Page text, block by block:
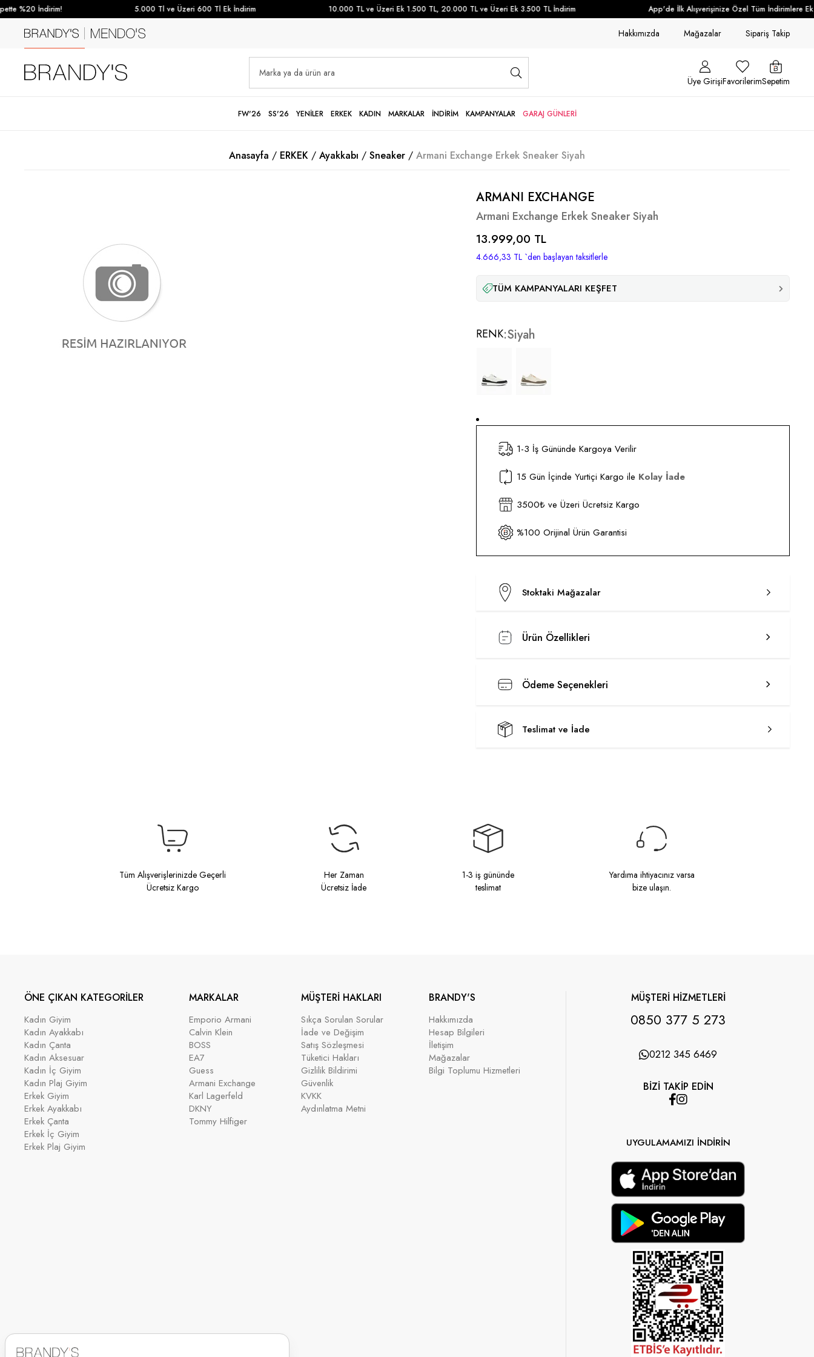
%20 İndirim! 5.000 Tl ve Üzeri 600 Tl Ek İndirim 10.000 TL ve Üzeri Ek 1.500 TL, 20.000 TL ve Üzeri Ek 3.500 TL İndirim App'de İlk Alışverişinize Özel Tüm İndirimlere Ek
Hakkımızda Mağazalar Sipariş Takip
Üye GirişiFavorilerimSepetim
FW'26 SS'26 YENİLER ERKEK KADIN MARKALAR İNDİRİM KAMPANYALAR GARAJ GÜNLERİ
Anasayfa ERKEK Ayakkabı Sneaker Armani Exchange Erkek Sneaker Siyah
ARMANI EXCHANGE
Armani Exchange Erkek Sneaker Siyah
13.999,00 TL
4.666,33 TL `den başlayan taksitlerle
TÜM KAMPANYALARI KEŞFET
RENK Siyah
1-3 İş Gününde Kargoya Verilir
15 Gün İçinde Yurtiçi Kargo ile Kolay İade
3500₺ ve Üzeri Ücretsiz Kargo
%100 Orijinal Ürün Garantisi
Stoktaki Mağazalar
Ürün Özellikleri
Ödeme Seçenekleri
Teslimat ve İade
Tüm Alışverişlerinizde Geçerli
Ücretsiz Kargo
Her Zaman
Ücretsiz İade
1-3 iş gününde
teslimat
Yardıma ihtiyacınız varsa
bize ulaşın.
ÖNE ÇIKAN KATEGORİLER
Kadın Giyim
Kadın Ayakkabı
Kadın Çanta
Kadın Aksesuar
Kadın İç Giyim
Kadın Plaj Giyim
Erkek Giyim
Erkek Ayakkabı
Erkek Çanta
Erkek İç Giyim
Erkek Plaj Giyim
MARKALAR
Emporio Armani
Calvin Klein
BOSS
EA7
Guess
Armani Exchange
Karl Lagerfeld
DKNY
Tommy Hilfiger
MÜŞTERİ HAKLARI
Sıkça Sorulan Sorular
İade ve Değişim
Satış Sözleşmesi
Tüketici Hakları
Gizlilik Bildirimi
Güvenlik
KVKK
Aydınlatma Metni
BRANDY'S
Hakkımızda
Hesap Bilgileri
İletişim
Mağazalar
Bilgi Toplumu Hizmetleri
MÜŞTERİ HİZMETLERİ
0850 377 5 273
0212 345 6469
BİZİ TAKİP EDİN
UYGULAMAMIZI İNDİRİN